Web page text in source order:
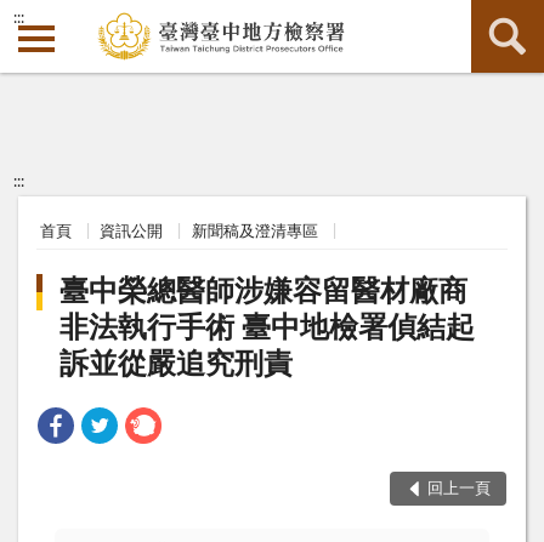
:::
:::
首頁 資訊公開 新聞稿及澄清專區
臺中榮總醫師涉嫌容留醫材廠商
非法執行手術 臺中地檢署偵結起
訴並從嚴追究刑責
回上一頁